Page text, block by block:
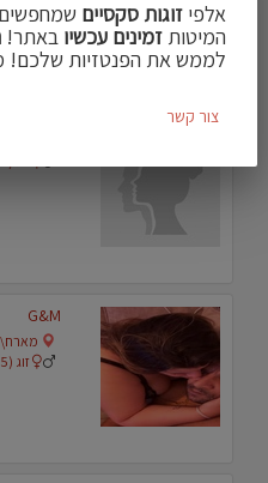
G&M
זוג (33-35)
אלפיזוגות סקסיים שמחפשים
המיטותזמינים עכשיו באתר!
לממש את הפנטזיות שלכם!
צור קשר